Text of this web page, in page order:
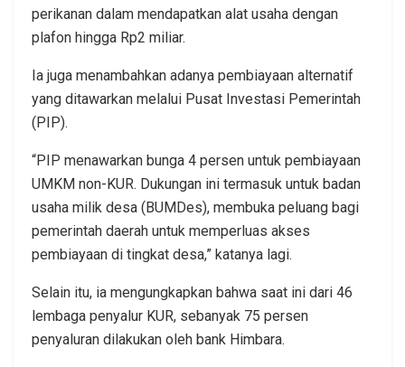
perikanan dalam mendapatkan alat usaha dengan
plafon hingga Rp2 miliar.
Ia juga menambahkan adanya pembiayaan alternatif
yang ditawarkan melalui Pusat Investasi Pemerintah
(PIP).
“PIP menawarkan bunga 4 persen untuk pembiayaan
UMKM non-KUR. Dukungan ini termasuk untuk badan
usaha milik desa (BUMDes), membuka peluang bagi
pemerintah daerah untuk memperluas akses
pembiayaan di tingkat desa,” katanya lagi.
Selain itu, ia mengungkapkan bahwa saat ini dari 46
lembaga penyalur KUR, sebanyak 75 persen
penyaluran dilakukan oleh bank Himbara.